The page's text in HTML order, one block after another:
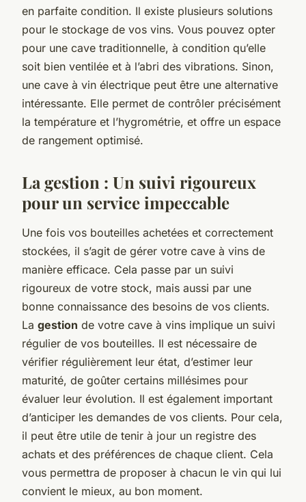
en parfaite condition. Il existe plusieurs solutions
pour le stockage de vos vins. Vous pouvez opter
pour une cave traditionnelle, à condition qu’elle
soit bien ventilée et à l’abri des vibrations. Sinon,
une cave à vin électrique peut être une alternative
intéressante. Elle permet de contrôler précisément
la température et l’hygrométrie, et offre un espace
de rangement optimisé.
La gestion : Un suivi rigoureux
pour un service impeccable
Une fois vos bouteilles achetées et correctement
stockées, il s’agit de gérer votre cave à vins de
manière efficace. Cela passe par un suivi
rigoureux de votre stock, mais aussi par une
bonne connaissance des besoins de vos clients.
La gestion de votre cave à vins implique un suivi
régulier de vos bouteilles. Il est nécessaire de
vérifier régulièrement leur état, d’estimer leur
maturité, de goûter certains millésimes pour
évaluer leur évolution. Il est également important
d’anticiper les demandes de vos clients. Pour cela,
il peut être utile de tenir à jour un registre des
achats et des préférences de chaque client. Cela
vous permettra de proposer à chacun le vin qui lui
convient le mieux, au bon moment.